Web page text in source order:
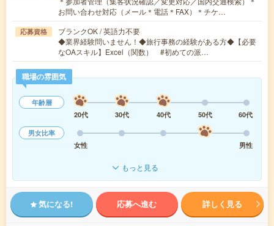
お問い合わせ対応（メール＊電話＊FAX）＊チケ…
応募資格
ブランクOK / 英語力不要
◆業界経験問いません！◆旅行事務の経験がある方◆【必要
なOAスキル】Excel（関数） #初めての派…
職場の雰囲気
年齢層
20代
30代 40代 50代
60代
男女比率
女性
男性
もっと見る
気になる! 応募へ進む 詳しく見る